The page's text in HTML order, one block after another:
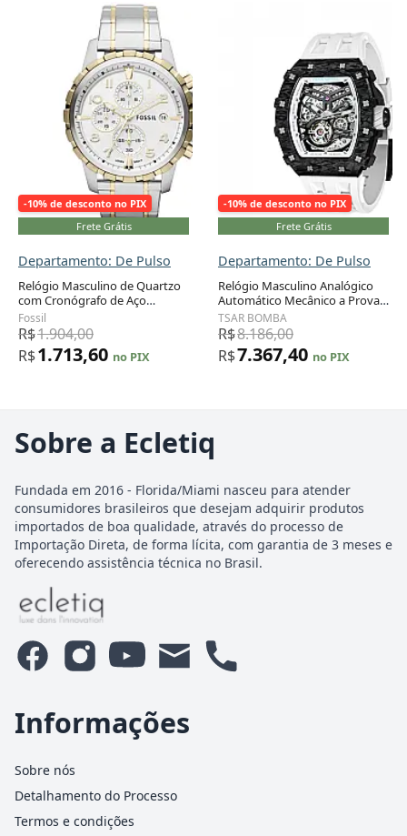
-10% de desconto no PIX
Frete Grátis
Departamento: De Pulso
Relógio Masculino de Quartzo
com Cronógrafo de Aço
Inoxidável, FOSSIL FS4795,
Prateado
Fossil
R$1.904,00
R$1.713,60 no PIX
-10% de desconto no PIX
Frete Grátis
Departamento: De Pulso
Relógio Masculino Analógico
Automático Mecânico a Prova
dÁgua 50M com Pulseira de
Silicone, TSAR BOMBA
TB8208SGLZ, Branco e Preto
TSAR BOMBA
R$8.186,00
R$7.367,40 no PIX
Sobre a Ecletiq
Fundada em 2016 - Florida/Miami nasceu para atender
consumidores brasileiros que desejam adquirir produtos
importados de boa qualidade, através do processo de
Importação Direta, de forma lícita, com garantia de 3 meses e
oferecendo assistência técnica no Brasil.
Informações
Sobre nós
Detalhamento do Processo
Termos e condições